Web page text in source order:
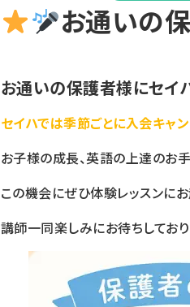
お通いの
お通いの保護者様にセイ
セイハでは季節ごとに入会キャ
お子様の成長、英語の上達のお
この機会にぜひ体験レッスンにお
講師一同楽しみにお待ちしてお